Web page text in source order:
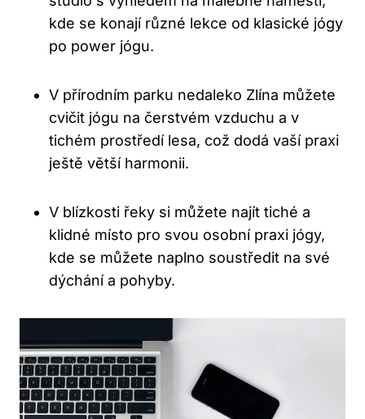
kde se konají⁢ různé lekce ‍od klasické jógy
po power jógu.
V⁢ přírodním parku ​nedaleko Zlína můžete
cvičit jógu na čerstvém vzduchu a v
tichém prostředí lesa, ⁢což dodá vaší praxi
ještě větší harmonii.
V blízkosti řeky ⁢si​ můžete najít tiché a
⁢klidné místo ‌pro svou osobní praxi jógy,
‍kde se můžete naplno soustředit ⁢na své
‌dýchání a pohyby.